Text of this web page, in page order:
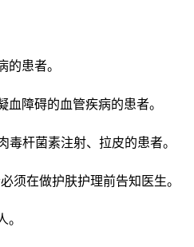
患者。
障碍的血管疾病的患者。
杆菌素注射、拉皮的患者。
须在做护肤护理前告知医生。